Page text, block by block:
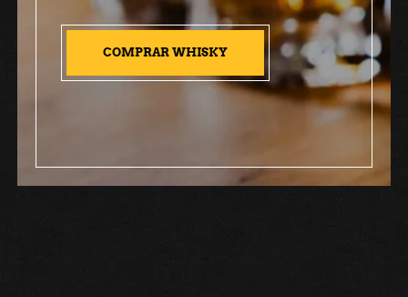
COMPRAR WHISKY